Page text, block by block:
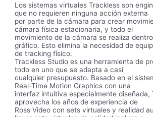
Los sistemas virtuales Trackless son
que no requieren ninguna acción externa
por parte de la cámara para crear
cámara física estacionaria, y todo el
movimiento de la cámara se realiza
gráfico. Esto elimina la necesidad de
de tracking físico.
Trackless Studio es una herramienta de
todo en uno que se adapta a casi
cualquier presupuesto. Basado en el
Real-Time Motion Graphics con una
interfaz intuitiva especialmente diseñada,
aprovecha los años de experiencia de
Ross Video con sets virtuales y realidad